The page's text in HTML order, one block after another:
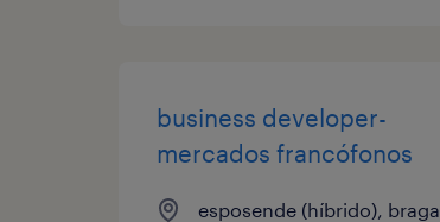
business developer-
mercados francófonos
esposende (híbrido), braga